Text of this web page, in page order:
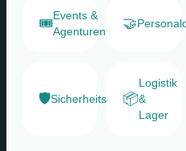
🎟️Events &
Agenturen
🤝
🛡️Sicherheitsdienste
📦
Logistik
&
Lager